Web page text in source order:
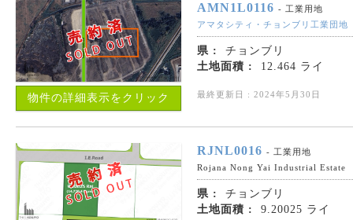
物件の詳細表示をクリック
AMN1L0116 - 工業用地
アマタシティ・チョンブリ工業団地
県 :
チョンブリ
土地面積 :
12.464 ライ
最終更新日 : 2024年5月30日
RJNL0016 - 工業用地
Rojana Nong Yai Industrial Estate
県 :
チョンブリ
土地面積 :
9.20025 ライ